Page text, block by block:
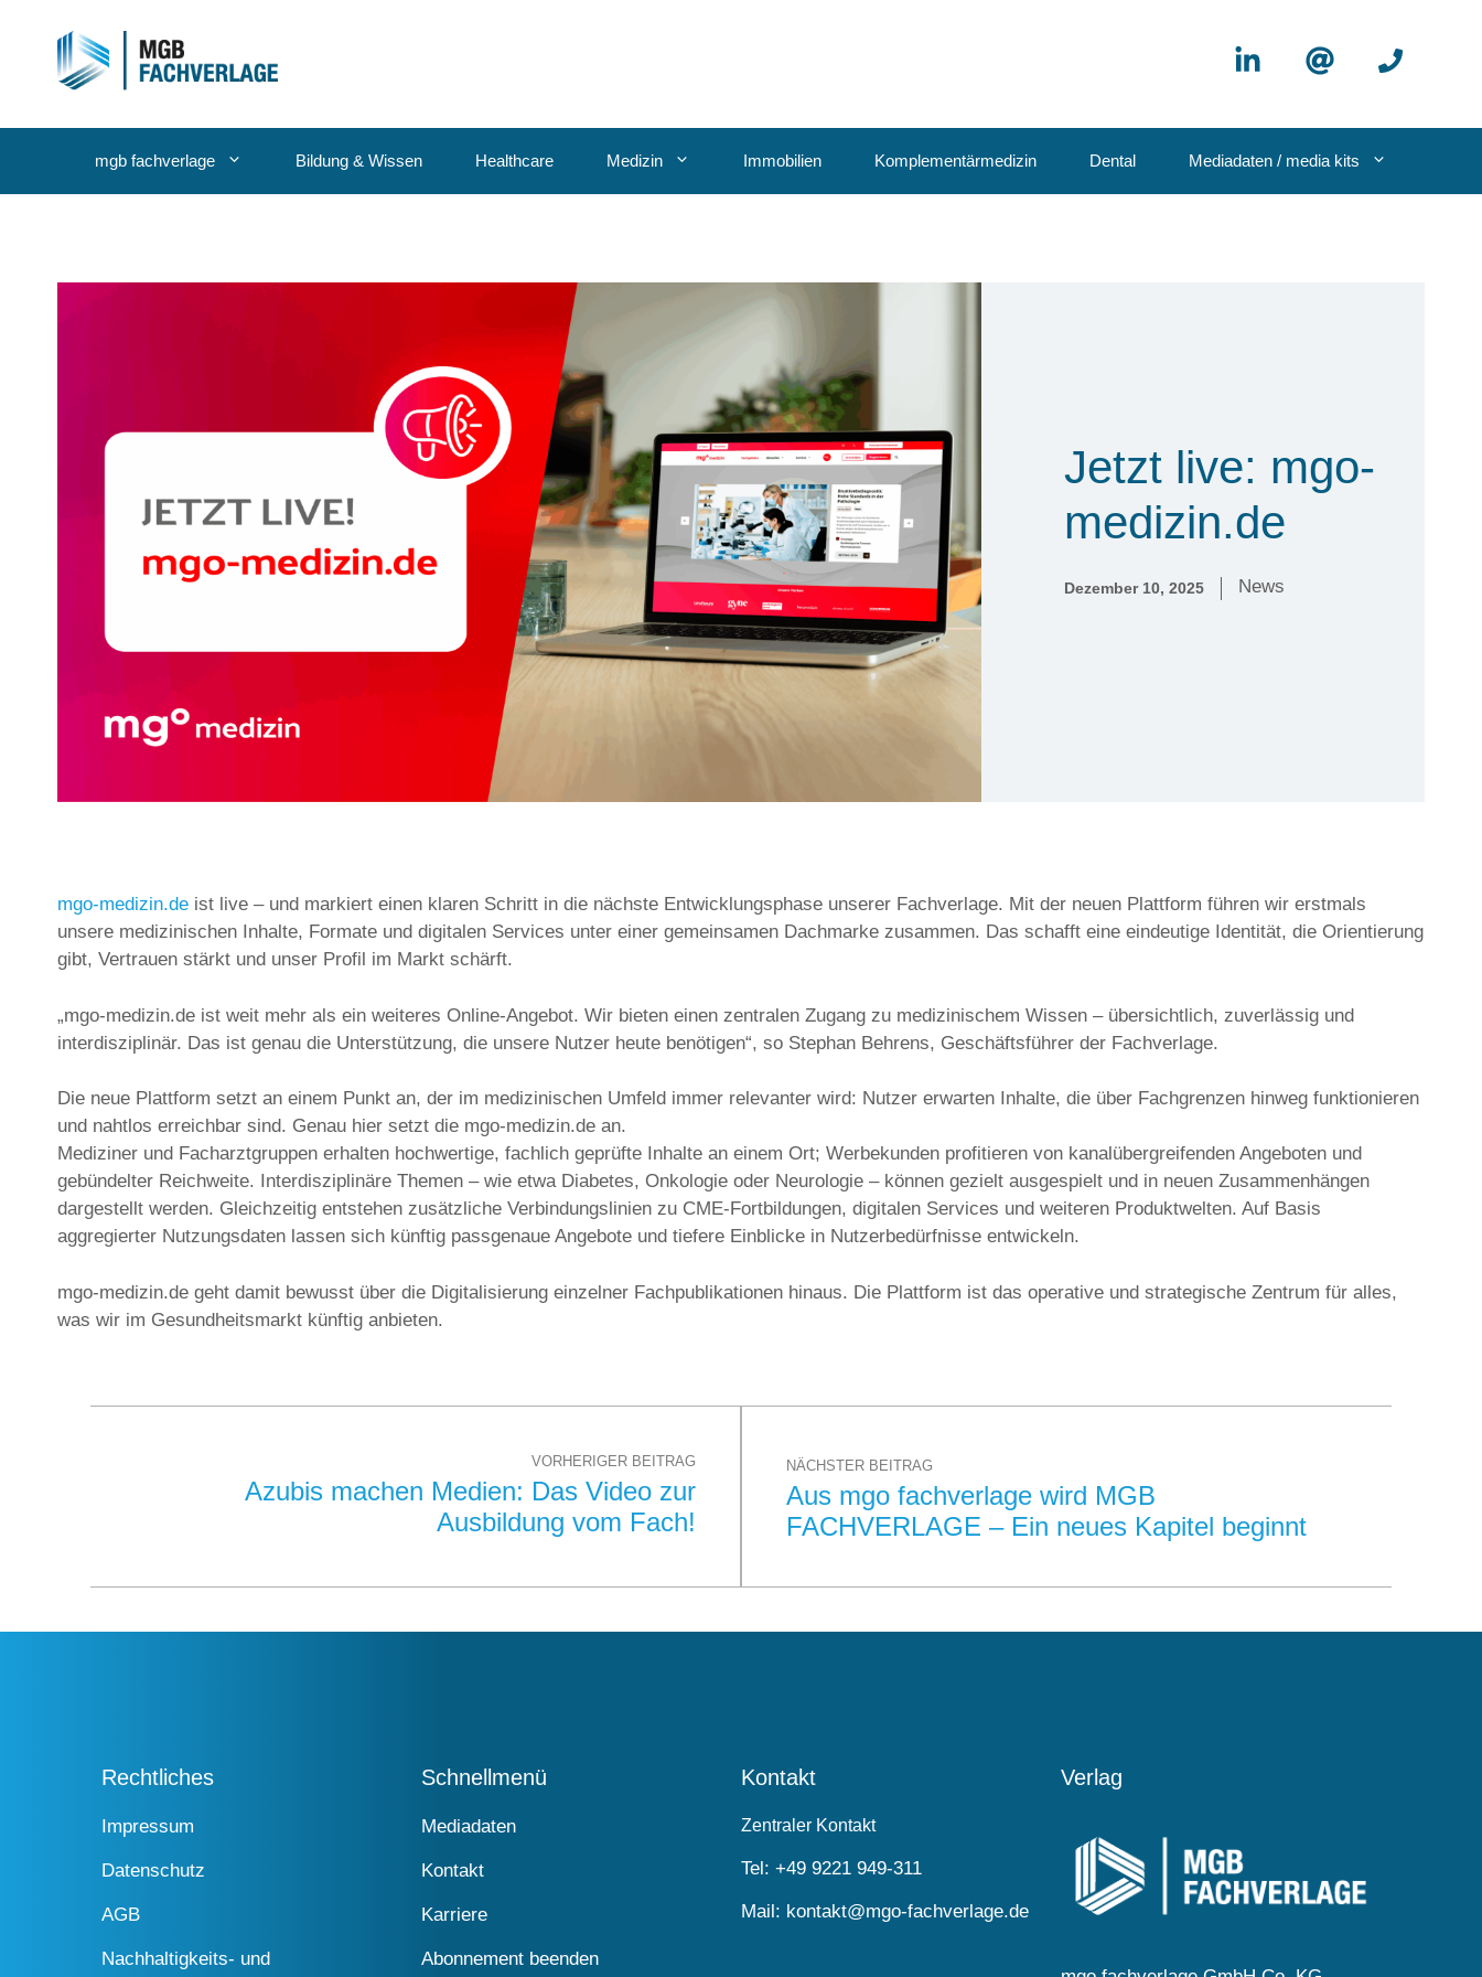
springen
mgb fachverlage Bildung & Wissen Healthcare Medizin Immobilien Komplementärmedizin Dental Mediadaten / media kits
Jetzt live: mgo-
medizin.de
Dezember 10, 2025 News
mgo-medizin.de ist live – und markiert einen klaren Schritt in die nächste Entwicklungsphase unserer Fachverlage. Mit der neuen Plattform führen wir erstmals
unsere medizinischen Inhalte, Formate und digitalen Services unter einer gemeinsamen Dachmarke zusammen. Das schafft eine eindeutige Identität, die Orientierung
gibt, Vertrauen stärkt und unser Profil im Markt schärft.
„mgo-medizin.de ist weit mehr als ein weiteres Online-Angebot. Wir bieten einen zentralen Zugang zu medizinischem Wissen – übersichtlich, zuverlässig und
interdisziplinär. Das ist genau die Unterstützung, die unsere Nutzer heute benötigen“, so Stephan Behrens, Geschäftsführer der Fachverlage.
Die neue Plattform setzt an einem Punkt an, der im medizinischen Umfeld immer relevanter wird: Nutzer erwarten Inhalte, die über Fachgrenzen hinweg funktionieren
und nahtlos erreichbar sind. Genau hier setzt die mgo-medizin.de an.
Mediziner und Facharztgruppen erhalten hochwertige, fachlich geprüfte Inhalte an einem Ort; Werbekunden profitieren von kanalübergreifenden Angeboten und
gebündelter Reichweite. Interdisziplinäre Themen – wie etwa Diabetes, Onkologie oder Neurologie – können gezielt ausgespielt und in neuen Zusammenhängen
dargestellt werden. Gleichzeitig entstehen zusätzliche Verbindungslinien zu CME-Fortbildungen, digitalen Services und weiteren Produktwelten. Auf Basis
aggregierter Nutzungsdaten lassen sich künftig passgenaue Angebote und tiefere Einblicke in Nutzerbedürfnisse entwickeln.
mgo-medizin.de geht damit bewusst über die Digitalisierung einzelner Fachpublikationen hinaus. Die Plattform ist das operative und strategische Zentrum für alles,
was wir im Gesundheitsmarkt künftig anbieten.
VORHERIGER BEITRAG
Azubis machen Medien: Das Video zur
Ausbildung vom Fach!
NÄCHSTER BEITRAG
Aus mgo fachverlage wird MGB
FACHVERLAGE – Ein neues Kapitel beginnt
Rechtliches
Impressum
Datenschutz
AGB
Nachhaltigkeits- und
Schnellmenü
Mediadaten
Kontakt
Karriere
Abonnement beenden
Kontakt
Zentraler Kontakt
Tel: +49 9221 949-311
Mail: kontakt@mgo-fachverlage.de
Verlag